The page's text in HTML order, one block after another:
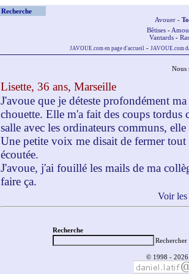
Recherche
Avouer -
Bêtises -
Vantards-
JAVOUE.com en page d'accueil - JAVOUE.com
Nous
Lisette, 36 ans, Marseille
J'avoue que je déteste profondément
chouette. Elle m'a fait des coups
salle avec les ordinateurs communs,
Une petite voix me disait de fermer tout
écoutée.
J'avoue, j'ai fouillé les mails de ma
faire ça.
Voir les
Recherche
© 1998 - 2026